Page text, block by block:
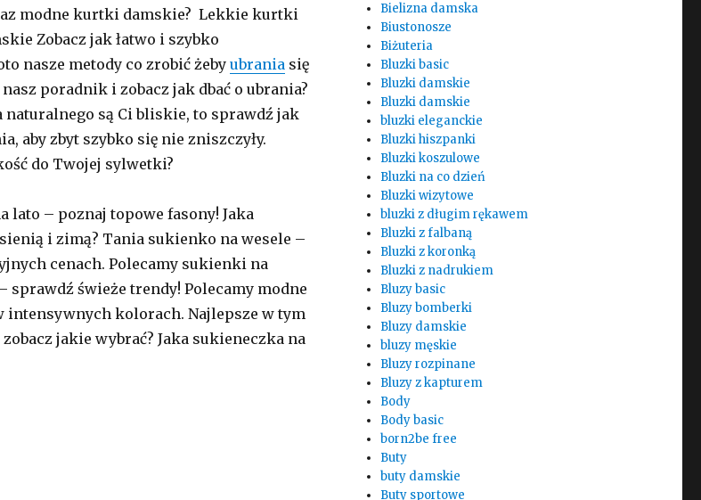
modne kurtki damskie? Lekkie kurtki
Zobacz jak łatwo i szybko
nasze metody co zrobić żebyubraniasię
poradnik i zobacz jak dbać o ubrania?
naturalnego są Ci bliskie, to sprawdź jak
aby zbyt szybko się nie zniszczyły.
do Twojej sylwetki?
lato – poznaj topowe fasony! Jaka
i zimą? Tania sukienko na wesele –
cenach. Polecamy sukienki na
sprawdź świeże trendy! Polecamy modne
intensywnych kolorach. Najlepsze w tym
jakie wybrać? Jaka sukieneczka na
Bielizna damska
Biustonosze
Biżuteria
Bluzki basic
Bluzki damskie
Bluzki damskie
bluzki eleganckie
Bluzki hiszpanki
Bluzki koszulowe
Bluzki na co dzień
Bluzki wizytowe
bluzki z długim rękawem
Bluzki z falbaną
Bluzki z koronką
Bluzki z nadrukiem
Bluzy basic
Bluzy bomberki
Bluzy damskie
bluzy męskie
Bluzy rozpinane
Bluzy z kapturem
Body
Body basic
born2be free
Buty
buty damskie
Buty sportowe